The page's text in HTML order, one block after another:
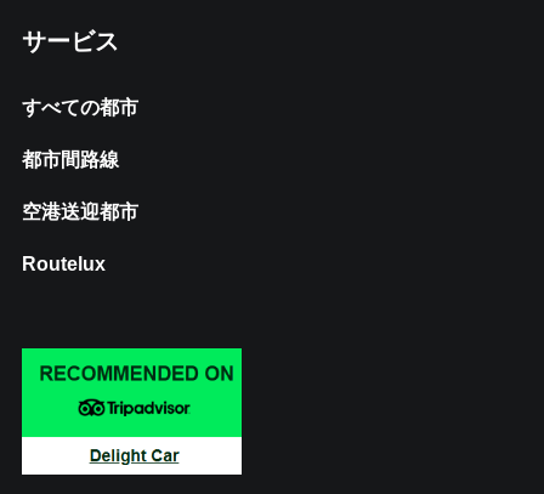
サービス
すべての都市
都市間路線
空港送迎都市
Routelux